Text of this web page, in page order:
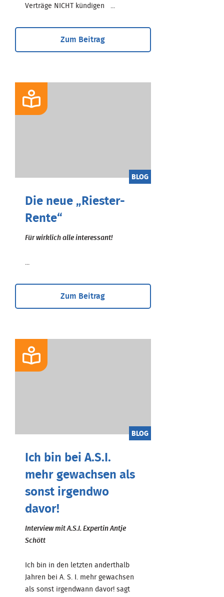
Verträge NICHT kündigen ...
Zum Beitrag
BLOG
Die neue „Riester-
Rente“
Für wirklich alle interessant!
Zum Beitrag
BLOG
Ich bin bei A.S.I.
mehr gewachsen als
sonst irgendwo
davor!
Interview mit A.S.I. Expertin Antje
Schött
Ich bin in den letzten anderthalb
Jahren bei A. S. I. mehr gewachsen
als sonst irgendwann davor! sagt